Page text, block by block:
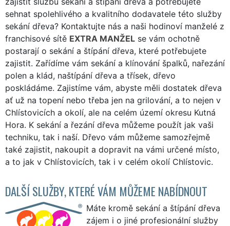
sehnat spolehlivého a kvalitního dodavatele této služby
sekání dřeva? Kontaktujte nás a naši hodinoví manželé z
franchisové sítě EXTRA MANŽEL se vám ochotně
postarají o sekání a štípání dřeva, které potřebujete
zajistit. Zařídíme vám sekání a klínování špalků, nařezání
polen a klád, naštípání dřeva a třísek, dřevo
poskládáme. Zajistíme vám, abyste měli dostatek dřeva
ať už na topení nebo třeba jen na grilování, a to nejen v
Chlístovicích a okolí, ale na celém území okresu Kutná
Hora. K sekání a řezání dřeva můžeme použít jak vaši
techniku, tak i naší. Dřevo vám můžeme samozřejmě
také zajistit, nakoupit a dopravit na vámi určené místo,
a to jak v Chlístovicích, tak i v celém okolí Chlístovic.
DALŠÍ SLUŽBY, KTERÉ VÁM MŮŽEME NABÍDNOUT
Máte kromě sekání a štípání dřeva
zájem i o jiné profesionální služby